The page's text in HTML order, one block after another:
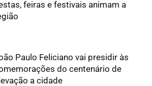
feiras e festivais animam a
Paulo Feliciano vai presidir às
do centenário de
a cidade